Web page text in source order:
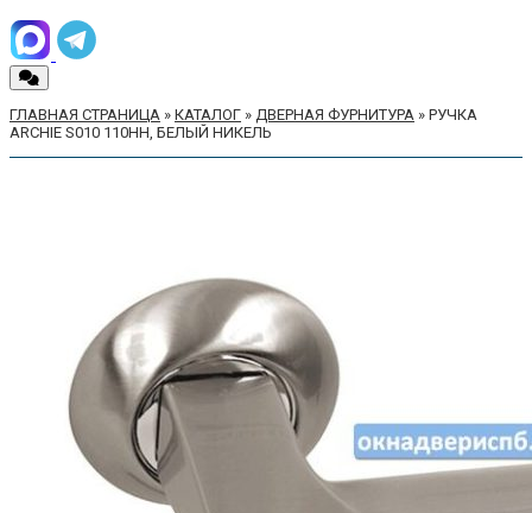
ГЛАВНАЯ СТРАНИЦА » КАТАЛОГ » ДВЕРНАЯ ФУРНИТУРА » РУЧКА
ARCHIE S010 110HH, БЕЛЫЙ НИКЕЛЬ